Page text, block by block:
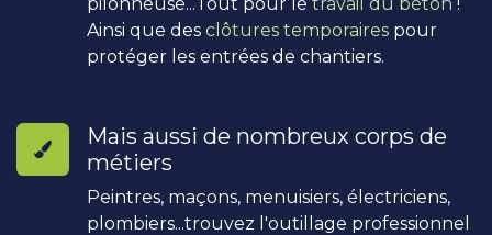
Ainsi que des clôtures temporaires pour
protéger les entrées de chantiers.
Mais aussi de nombreux corps de
métiers
Peintres, maçons, menuisiers, électriciens,
plombiers...trouvez l'outillage professionnel